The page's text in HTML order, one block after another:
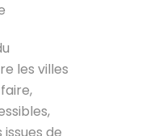
les villes
de